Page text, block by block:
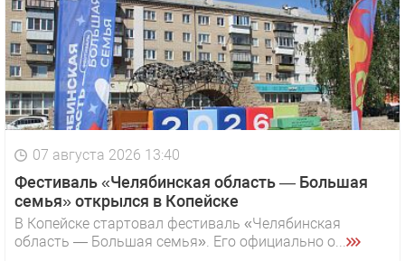
07 августа 2026 13:40
Фестиваль «Челябинская область — Большая
семья» открылся в Копейске
В Копейске стартовал фестиваль «Челябинская
область — Большая семья». Его официально о...